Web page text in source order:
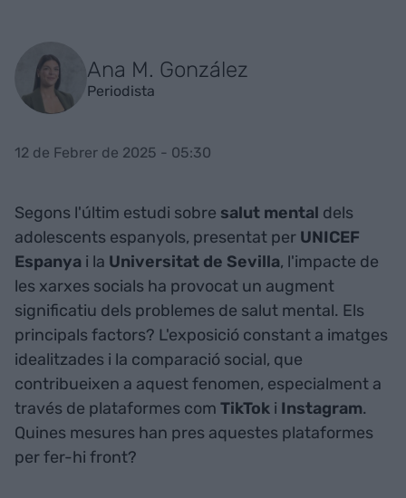
Ana M. González
Periodista
12 de Febrer de 2025 - 05:30
Segons l'últim estudi sobre salut mental dels
adolescents espanyols, presentat per UNICEF
Espanya i la Universitat de Sevilla, l'impacte de
les xarxes socials ha provocat un augment
significatiu dels problemes de salut mental. Els
principals factors? L'exposició constant a imatges
idealitzades i la comparació social, que
contribueixen a aquest fenomen, especialment a
través de plataformes com TikTok i Instagram.
Quines mesures han pres aquestes plataformes
per fer-hi front?